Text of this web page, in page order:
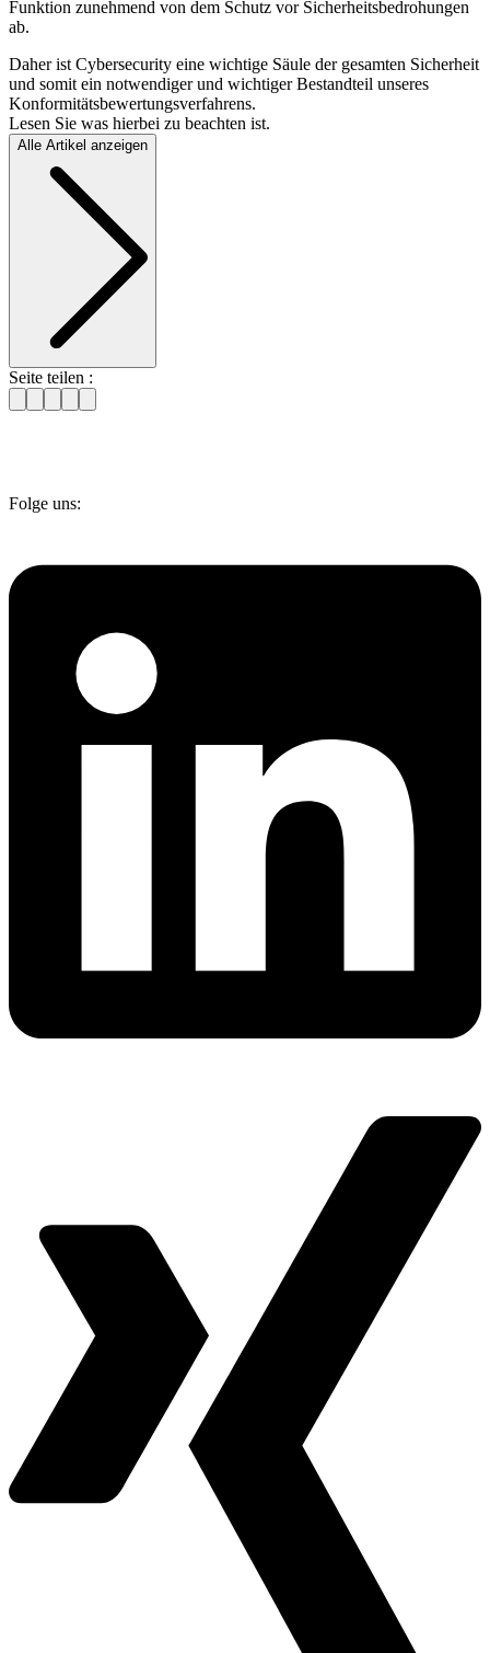
Funktion zunehmend von dem Schutz vor Sicherheitsbedrohungen
ab.
Daher ist Cybersecurity eine wichtige Säule der gesamten Sicherheit
und somit ein notwendiger und wichtiger Bestandteil unseres
Konformitätsbewertungsverfahrens.
Lesen Sie was hierbei zu beachten ist.
Alle Artikel anzeigen
Seite teilen :
Folge uns: